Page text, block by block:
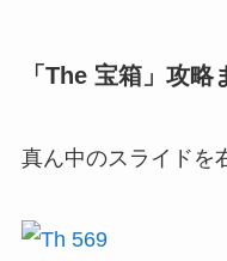
「The 宝箱」攻
真ん中のスライドを